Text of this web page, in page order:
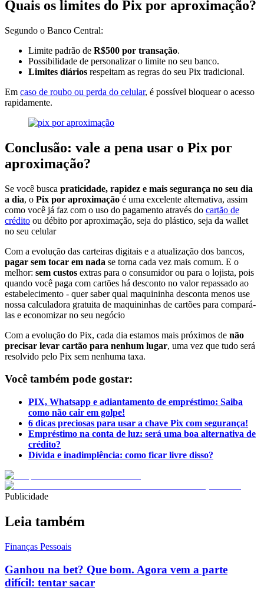
Quais os limites do Pix por aproximação?
Segundo o Banco Central:
Limite padrão de R$500 por transação.
Possibilidade de personalizar o limite no seu banco.
Limites diários respeitam as regras do seu Pix tradicional.
Em caso de roubo ou perda do celular, é possível bloquear o acesso
rapidamente.
Conclusão: vale a pena usar o Pix por
aproximação?
Se você busca praticidade, rapidez e mais segurança no seu dia
a dia, o Pix por aproximação é uma excelente alternativa, assim
como você já faz com o uso do pagamento através do cartão de
crédito ou débito por aproximação, seja do plástico, seja da wallet
no seu celular
Com a evolução das carteiras digitais e a atualização dos bancos,
pagar sem tocar em nada se torna cada vez mais comum. E o
melhor: sem custos extras para o consumidor ou para o lojista, pois
quando você paga com cartões há desconto no valor repassado ao
estabelecimento - quer saber qual maquininha desconta menos use
nossa calculadora gratuita de maquininhas de cartões para compará-
las e economizar no seu negócio
Com a evolução do Pix, cada dia estamos mais próximos de não
precisar levar cartão para nenhum lugar, uma vez que tudo será
resolvido pelo Pix sem nenhuma taxa.
Você também pode gostar:
PIX, Whatsapp e adiantamento de empréstimo: Saiba
como não cair em golpe!
6 dicas preciosas para usar a chave Pix com segurança!
Empréstimo na conta de luz: será uma boa alternativa de
crédito?
Dívida e inadimplência: como ficar livre disso?
Publicidade
Leia também
Finanças Pessoais
Ganhou na bet? Que bom. Agora vem a parte
difícil: tentar sacar